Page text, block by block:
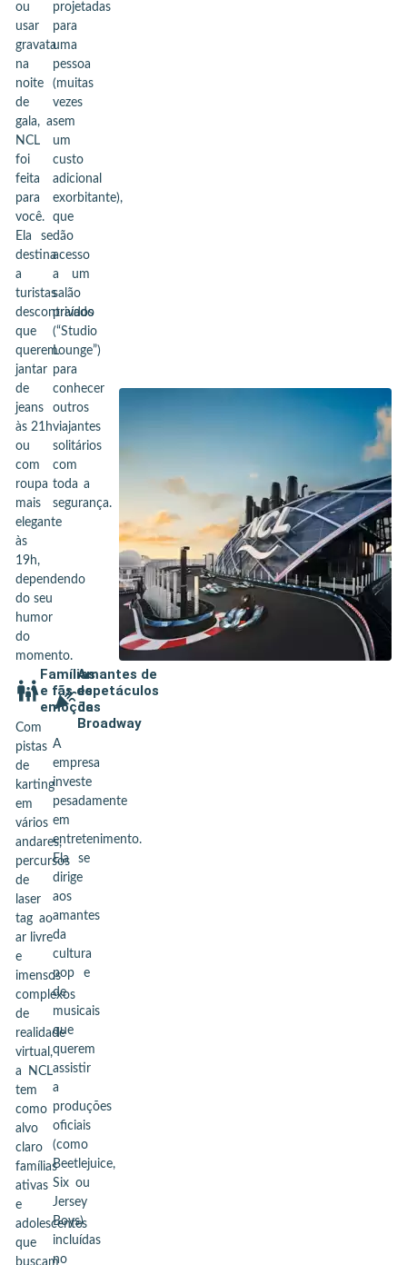
ou
usar
gravata
na
noite
de
gala, a
NCL
foi
feita
para
você.
Ela se
destina
a
turistas
descontraídos
que
querem
jantar
de
jeans
às 21h
ou
com
roupa
mais
elegante
às
19h,
dependendo
do seu
humor
do
momento.
projetadas
para
uma
pessoa
(muitas
vezes
sem
um
custo
adicional
exorbitante),
que
dão
acesso
a um
salão
privado
(“Studio
Lounge”)
para
conhecer
outros
viajantes
solitários
com
toda a
segurança.
Famílias
e fãs de
emoções
Com
pistas
de
karting
em
vários
andares,
percursos
de
laser
tag ao
ar livre
e
imensos
complexos
de
realidade
virtual,
a NCL
tem
como
alvo
claro
famílias
ativas
e
adolescentes
que
buscam
Amantes de
espetáculos
da
Broadway
A
empresa
investe
pesadamente
em
entretenimento.
Ela se
dirige
aos
amantes
da
cultura
pop e
de
musicais
que
querem
assistir
a
produções
oficiais
(como
Beetlejuice,
Six ou
Jersey
Boys)
incluídas
no